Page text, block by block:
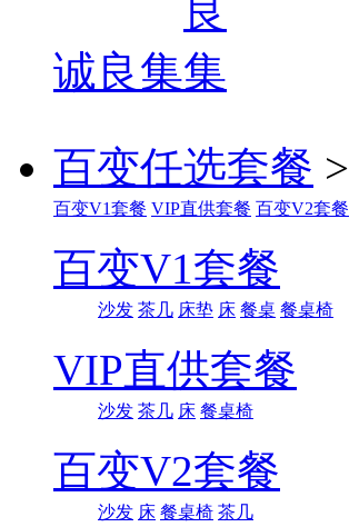
诚良集
百变任选套餐 >
百变V1套餐 VIP直供套餐 百变V2套餐
百变V1套餐
沙发 茶几 床垫 床 餐桌 餐桌椅
VIP直供套餐
沙发 茶几 床 餐桌椅
百变V2套餐
沙发 床 餐桌椅 茶几